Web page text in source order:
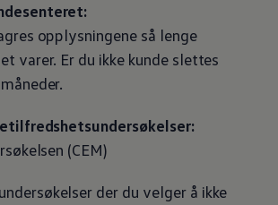
opplysningene så lenge
varer. Er du ikke kunde slettes
(CEM)
der du velger å ikke